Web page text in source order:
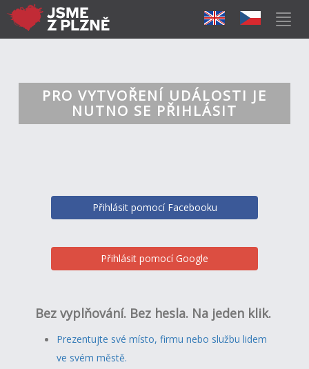
PRO VYTVOŘENÍ UDÁLOSTI JE
NUTNO SE PŘIHLÁSIT
Přihlásit pomocí Facebooku
Přihlásit pomocí Google
Bez vyplňování. Bez hesla. Na jeden klik.
Prezentujte své místo, firmu nebo službu lidem
ve svém městě.